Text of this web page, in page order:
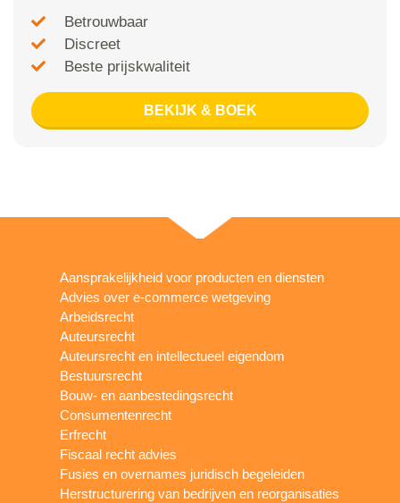
Betrouwbaar
Discreet
Beste prijskwaliteit
BEKIJK & BOEK
Aansprakelijkheid voor producten en diensten
Advies over e-commerce wetgeving
Arbeidsrecht
Auteursrecht
Auteursrecht en intellectueel eigendom
Bestuursrecht
Bouw- en aanbestedingsrecht
Consumentenrecht
Erfrecht
Fiscaal recht advies
Fusies en overnames juridisch begeleiden
Herstructurering van bedrijven en reorganisaties